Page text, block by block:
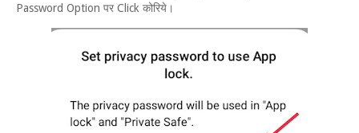
Password Option पर Click कोरिये।